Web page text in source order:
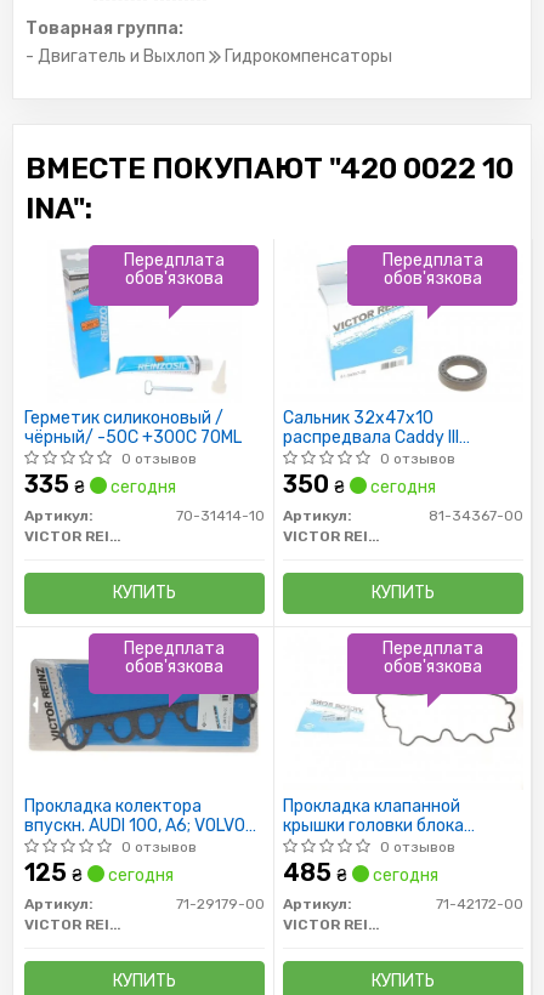
Товарная группа:
- Двигатель и Выхлоп
Гидрокомпенсаторы
ВМЕСТЕ ПОКУПАЮТ "420 0022 10
INA":
Герметик силиконовый /
чёрный/ -50C +300C 70ML
0 отзывов
335 ₴ сегодня
Артикул:
70-31414-10
VICTOR REINZ
КУПИТЬ
Передплата
обов'язкова
Сальник 32x47x10
распредвала Caddy III
1.6i/1.9/2.0 TDI/SDI 04-
(тефлон)
0 отзывов
350 ₴ сегодня
Артикул:
81-34367-00
VICTOR REINZ
КУПИТЬ
Передплата
обов'язкова
Прокладка колектора
впускн. AUDI 100, A6; VOLVO
850, S70, S80; VW CRAFTER
0 отзывов
125 ₴ сегодня
Артикул:
71-29179-00
VICTOR REINZ
КУПИТЬ
Передплата
обов'язкова
Прокладка клапанной
крышки головки блока
цилиндров двигателя
0 отзывов
485 ₴ сегодня
Артикул:
71-42172-00
VICTOR REINZ
КУПИТЬ
Передплата
обов'язкова